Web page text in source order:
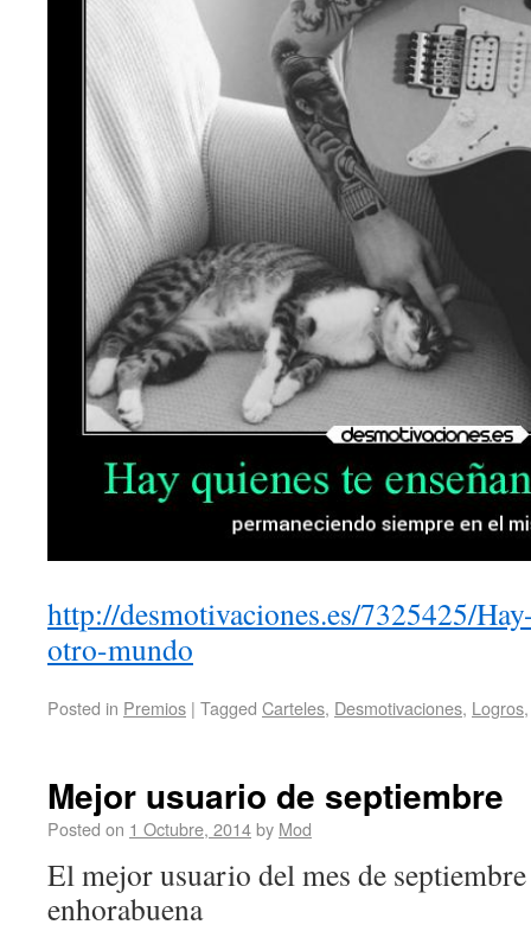
http://desmotivaciones.es/7325425/
otro-mundo
Posted in Premios | Tagged Carteles, Desmotivaciones, Logros
Mejor usuario de septiembre
Posted on 1 Octubre, 2014by Mod
El mejor usuario del mes de
enhorabuena